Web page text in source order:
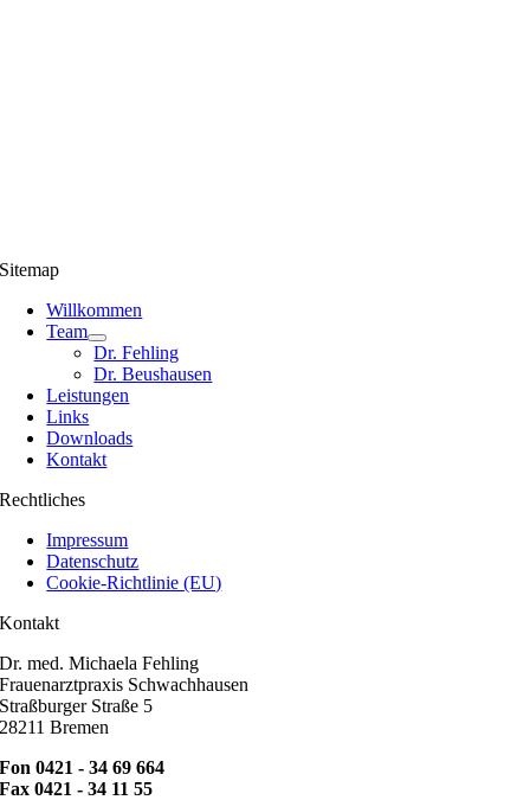
Sitemap
Willkommen
Team
Dr. Fehling
Dr. Beushausen
Leistungen
Links
Downloads
Kontakt
Rechtliches
Impressum
Datenschutz
Cookie-Richtlinie (EU)
Kontakt
Dr. med. Michaela Fehling
Frauenarztpraxis Schwachhausen
Straßburger Straße 5
28211 Bremen
Fon 0421 - 34 69 664
Fax 0421 - 34 11 55